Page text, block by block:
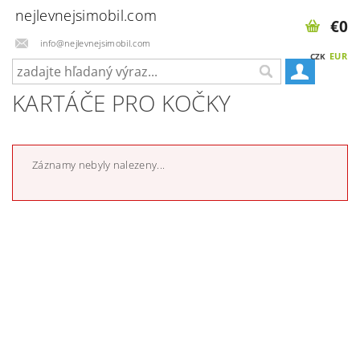
nejlevnejsimobil.com
info@nejlevnejsimobil.com
CZK EUR
€0
KARTÁČE PRO KOČKY
Záznamy nebyly nalezeny...